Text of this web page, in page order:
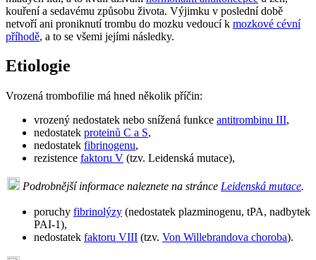
kouření a sedavému způsobu života. Výjimku v poslední době
netvoří ani proniknutí trombu do mozku vedoucí k mozkové cévní
příhodě, a to se všemi jejími následky.
Etiologie
Vrozená trombofilie má hned několik příčin:
vrozený nedostatek nebo snížená funkce antitrombinu III,
nedostatek proteinů C a S,
nedostatek fibrinogenu,
rezistence faktoru V (tzv. Leidenská mutace),
Podrobnější informace naleznete na stránce Leidenská mutace.
poruchy fibrinolýzy (nedostatek plazminogenu, tPA, nadbytek
PAI-1),
nedostatek faktoru VIII (tzv. Von Willebrandova choroba).